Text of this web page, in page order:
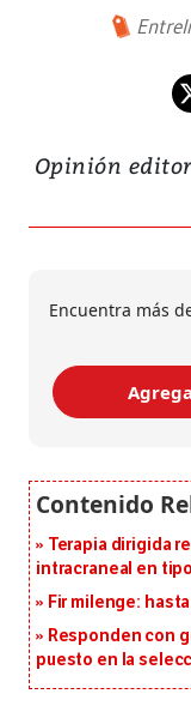
Opinión
Encuentra más
Terapia dirigida
intracraneal en
Fir milenge:
Responden con
puesto en la